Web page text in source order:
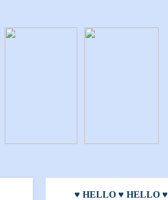
♥ HELLO ♥ HELLO ♥